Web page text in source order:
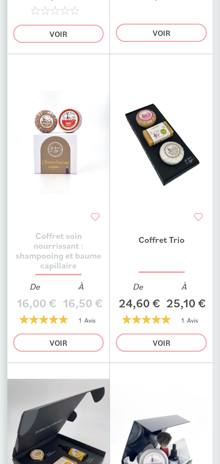
0%
VOIR VOIR
Ajouter au comparateur
Coffret soin
nourrissant :
shampooing et baume
capillaire
De
16,00 €
À
16,50 €
100%
1 Avis
VOIR
Ajouter au comparateur
Coffret Trio
De
24,60 €
À
25,10 €
100%
1 Avis
VOIR